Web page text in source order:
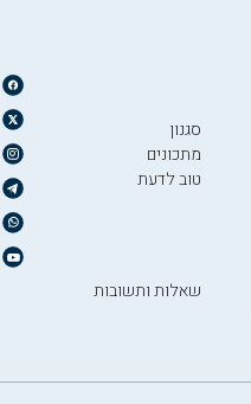
סגנון
מתכונים
טוב לדעת
שאלות ותשובות